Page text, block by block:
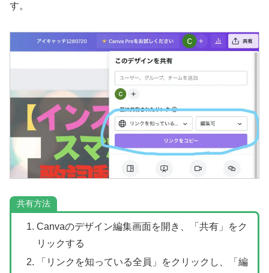
す。
共有方法
Canvaのデザイン編集画面を開き、「共有」をク
リックする
「リンクを知っている全員」をクリックし、「編